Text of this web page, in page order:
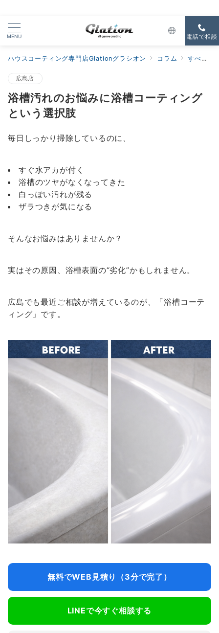
MENU 電話で相談
ハウスコーティング専門店Glationグラシオン コラム すべての新着
広島店
浴槽汚れのお悩みに浴槽コーティング
という選択肢
毎日しっかり掃除しているのに、
すぐ水アカが付く
浴槽のツヤがなくなってきた
白っぽい汚れが残る
ザラつきが気になる
そんなお悩みはありませんか？
実はその原因、浴槽表面の“劣化”かもしれません。
広島でも最近ご相談が増えているのが、「浴槽コーテ
ィング」です。
無料でWEB見積り（3分で完了）
LINEで今すぐ相談する